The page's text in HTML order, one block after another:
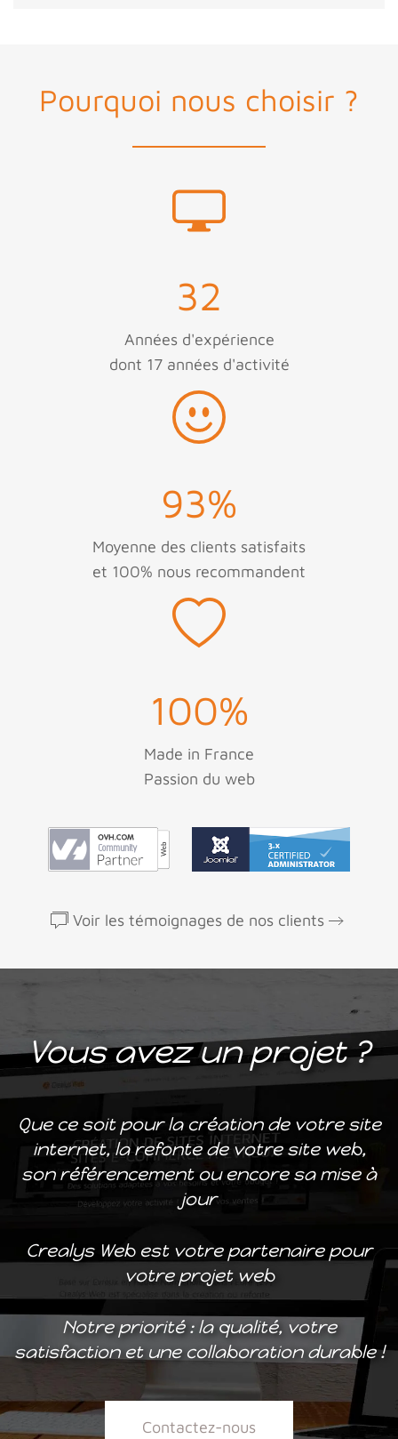
Pourquoi nous choisir ?
32
Années d'expérience
dont 17 années d'activité
93%
Moyenne des clients satisfaits
et 100% nous recommandent
100%
Made in France
Passion du web
Voir les témoignages de nos clients
Vous avez un projet ?
Que ce soit pour la création de votre site
internet, la refonte de votre site web,
son référencement ou encore sa mise à
jour
Crealys Web est votre partenaire pour
votre projet web
Notre priorité : la qualité, votre
satisfaction et une collaboration durable !
Contactez-nous